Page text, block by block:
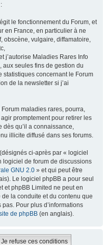
le fonctionnement du Forum, et
en France, en particulier à ne
obscène, vulgaire, diffamatoire,
j’autorise Maladies Rares Info
seules fins de gestion du
statistiques concernant le Forum
de la newsletter si j’ai
maladies rares, pourra,
promptement pour retirer les
dès qu’il a connaissance,
illicite diffusé dans ses forums.
ci-après par « logiciel
logiciel de forum de discussions
GNU 2.0 » et qui peut être
Le logiciel phpBB a pour seul
et phpBB Limited ne peut en
la conduite et du contenu que
Pour plus d’informations
de phpBB (en anglais).